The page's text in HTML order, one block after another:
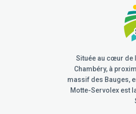
Située au cœur de
Chambéry, à
massif des Bauges,
Motte-Servolex est